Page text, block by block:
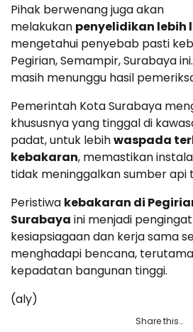
Pihak berwenang juga akan
melakukan penyelidikan lebih
mengetahui penyebab pasti
Pegirian, Semampir, Surabaya
masih menunggu hasil
Pemerintah Kota Surabaya
khususnya yang tinggal di
padat, untuk lebihwaspada
kebakaran, memastikan
tidak meninggalkan sumber api
Peristiwa kebakaran di
Surabaya ini menjadi
kesiapsiagaan dan kerja sama
menghadapi bencana,
kepadatan bangunan tinggi.
(aly)
Share this…